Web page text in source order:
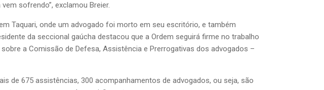
sofrendo”, exclamou Breier.
Taquari, onde um advogado foi morto em seu escritório, e também
da seccional gaúcha destacou que a Ordem seguirá firme no trabalho
a Comissão de Defesa, Assistência e Prerrogativas dos advogados –
de 675 assistências, 300 acompanhamentos de advogados, ou seja, são